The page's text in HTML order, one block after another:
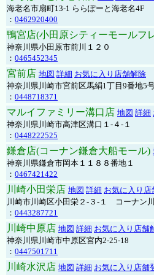
海老名市扇町13-1 ららぽーと海老名4F
： 0462920400
鴨宮店(小田原シティーモールフ
神奈川県小田原市前川１２０
： 0465452345
宮前店 地図 詳細 お気に入り店舗解除
神奈川県川崎市宮前区馬絹1丁目9番地5
： 0448718371
マルイファミリー溝口店 地図 詳細
神奈川県川崎市高津区溝口１-４-１
： 0448222525
鎌倉店(コーナン鎌倉大船モール)
神奈川県鎌倉市岡本１１８８番地１
： 0467421422
川崎小田栄店 地図 詳細 お気に入り店
川崎市川崎区小田栄２‐３‐１ コーナン
： 0443287721
川崎中原店 地図 詳細 お気に入り店舗
神奈川県川崎市中原区宮内2-25-18
： 0447501711
川崎水沢店 地図 詳細 お気に入り店舗